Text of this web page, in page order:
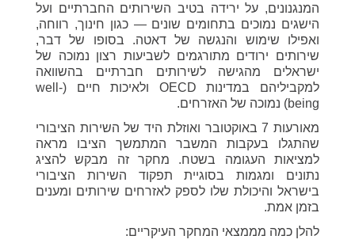
המנגנונים, על ירידה בטיב השירותים החברתיים ועל
הישגים נמוכים בתחומים שונים — כגון חינוך, רווחה,
ואפילו שימוש והנגשה של דאטה. בסופו של דבר,
שירותים ירודים מתורגמים לשביעות רצון נמוכה של
ישראלים מהגישה לשירותים חברתיים בהשוואה
למקביליהם במדינות OECD ולאיכות חיים (well-
being) נמוכה של האזרחים.
מאורעות 7 באוקטובר ואוזלת היד של השירות הציבורי
שהתגלו בעקבות המשבר המתמשך הציבו מראה
למציאות העגומה בשטח. מחקר זה מבקש להציג
נתונים ומגמות בסוגיית תפקוד השירות הציבורי
בישראל והיכולת שלו לספק לאזרחים שירותים ומענים
בזמן אמת.
להלן כמה מממצאי המחקר העיקריים: